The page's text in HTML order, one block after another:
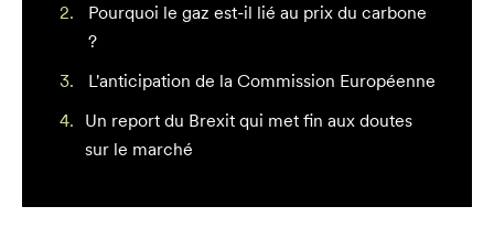
Pourquoi le gaz est-il lié au prix du carbone
?
L'anticipation de la Commission Européenne
Un report du Brexit qui met fin aux doutes
sur le marché